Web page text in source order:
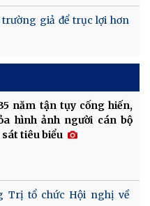
giả để trục lợi hơn
năm tận tụy cống hiến,
hình ảnh người cán bộ
tiêu biểu
Trị tổ chức Hội nghị về